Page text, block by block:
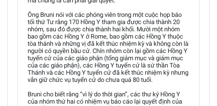
Ông Bruni nói với các phóng viên trong một cuộc họp báo
tối thứ Tư rằng 170 Hồng Y tham gia được chia thành 20
nhóm, sau đó được chia thành hai khối. Mười một nhóm
bao gồm các Hồng Y ở Rome, bao gồm các Hồng Y thuộc
tòa thánh và những vị đã kết thúc nhiệm kỳ và không còn là
người có quyền bầu cử. Chín nhóm còn lại gồm các Hồng Y
tuyển cử của các giáo phận (tổng giám mục và giám mục
của các giáo phận), các Hồng Y tuyển cử là sứ thần Tòa
Thánh và các Hồng Y tuyển cử đã kết thúc nhiệm kỳ nhưng
vẫn giữ chức vụ tuyển cử do chưa quá 80 tuổi.
Bruni cho biết rằng “vì lý do thời gian”, các thư ký Hồng Y
của nhóm thứ hai có nhiệm vụ báo cáo lại quyết định của